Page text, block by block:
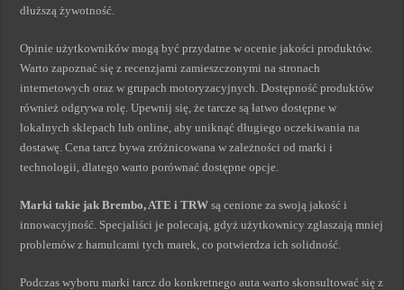
dłuższą żywotność.
Opinie użytkowników mogą być przydatne w ocenie jakości produktów.
Warto zapoznać się z recenzjami zamieszczonymi na stronach
internetowych oraz w grupach motoryzacyjnych. Dostępność produktów
również odgrywa rolę. Upewnij się, że tarcze są łatwo dostępne w
lokalnych sklepach lub online, aby uniknąć długiego oczekiwania na
dostawę. Cena tarcz bywa zróżnicowana w zależności od marki i
technologii, dlatego warto porównać dostępne opcje.
Marki takie jak Brembo, ATE i TRW są cenione za swoją jakość i
innowacyjność. Specjaliści je polecają, gdyż użytkownicy zgłaszają mniej
problemów z hamulcami tych marek, co potwierdza ich solidność.
Podczas wyboru marki tarcz do konkretnego auta warto skonsultować się z